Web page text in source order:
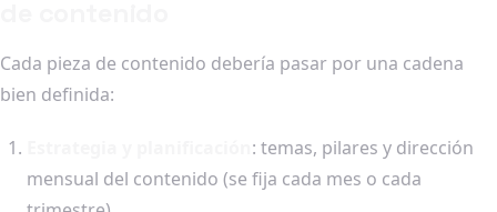
Cada pieza de contenido debería pasar por una cadena
bien definida:
: temas, pilares y dirección
mensual del contenido (se fija cada mes o cada